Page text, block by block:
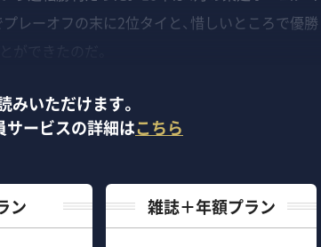
レーオフの末に2位タイと、惜しいところで優勝
いただけます。
サービスの詳細はこちら
ン 雑誌＋年額プラン